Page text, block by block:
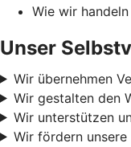
Wie wir handeln
Unser
Wir übernehmen
Wir gestalten den
Wir unterstützen
Wir fördern